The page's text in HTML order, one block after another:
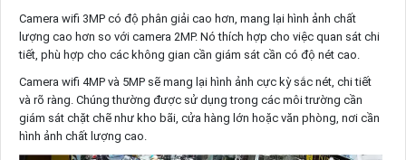
Camera wifi 3MP có độ phân giải cao hơn, mang lại hình ảnh chất
lượng cao hơn so với camera 2MP. Nó thích hợp cho việc quan sát chi
tiết, phù hợp cho các không gian cần giám sát cần có độ nét cao.
Camera wifi 4MP và 5MP sẽ mang lại hình ảnh cực kỳ sắc nét, chi tiết
và rõ ràng. Chúng thường được sử dụng trong các môi trường cần
giám sát chặt chẽ như kho bãi, cửa hàng lớn hoặc văn phòng, nơi cần
hình ảnh chất lượng cao.